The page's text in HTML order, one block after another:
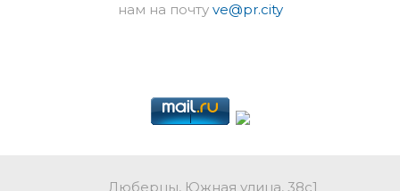
нам на почту ve@pr.city
Люберцы, Южная улица, 38с1